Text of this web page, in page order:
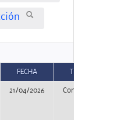
FECHA
21/04/2026 Concurso